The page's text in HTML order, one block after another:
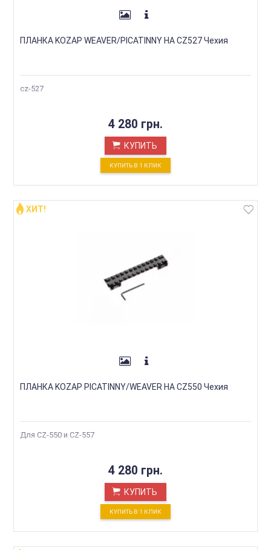
ПЛАНКА KOZAP WEAVER/PICATINNY НА CZ527 Чехия
cz-527
4 280 грн.
КУПИТЬ
КУПИТЬ В 1 КЛИК
ХИТ!
ПЛАНКА KOZAP PICATINNY/WEAVER НА CZ550 Чехия
Для CZ-550 и CZ-557
4 280 грн.
КУПИТЬ
КУПИТЬ В 1 КЛИК